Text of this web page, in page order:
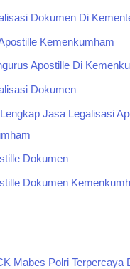
Dokumen Di
Kemenkumham
Apostille Di
Dokumen
Jasa Legalisasi
Dokumen
Dokumen
Mabes Polri Terpercaya